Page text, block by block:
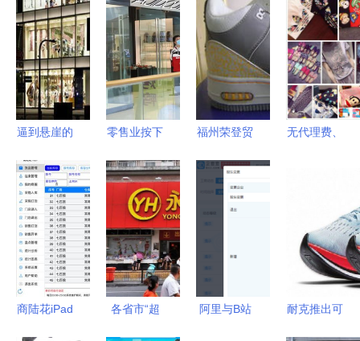
湾鞋帽市场
机遇与挑战
并存
烈，如何从
商品赛道快
速突围 鞋
帽零售的策
略与实践
力纺织服装
产业升级
力鞋帽零售
空间完美升
级
逼到悬崖的
零售如何绝
地逆袭？
零售业按下
鞍山主城区
大型商场有
序复工，互
联网销售成
新引擎
福州荣登贸
帽服饰批发
商业高效循
环
无代理费、
值得考虑
商陆花iPad
各省市“超
阿里与B站
耐克推出可